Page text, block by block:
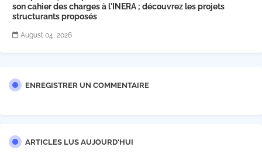
son cahier des charges à l'INERA ; découvrez les projets
structurants proposés
August 04, 2026
ENREGISTRER UN COMMENTAIRE
ARTICLES LUS AUJOURD'HUI